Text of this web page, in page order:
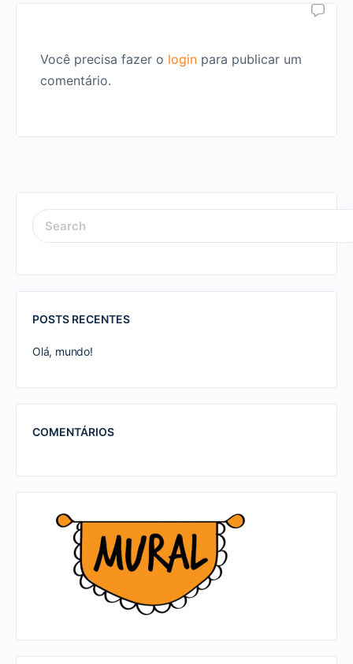
Você precisa fazer o login para publicar um
comentário.
SEARCH
FOR:
POSTS RECENTES
Olá, mundo!
COMENTÁRIOS